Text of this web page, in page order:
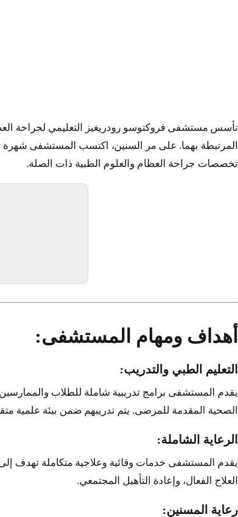
المرتبطة بهما. على مر السنين، اكتسب المستشفى شهرة
تخصصات جراحة العظام والعلوم الطبية ذات الصلة.
أهداف ومهام المستشفى:
التعليم الطبي والتدريب:
يقدم المستشفى برامج تدريبية شاملة للطلاب
الصحية المقدمة للمرضى. يتم تدريبهم ضمن بيئة علمية
الرعاية الشاملة:
يقدم المستشفى خدمات وقائية وعلاجية متكاملة تهدف إلى
العلاج الفعال، وإعادة التأهيل المجتمعي.
رعاية المسنين: